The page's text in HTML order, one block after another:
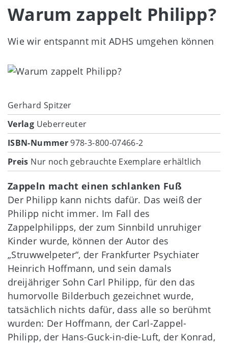
Warum zappelt Philipp?
Wie wir entspannt mit ADHS umgehen können
Image
Gerhard Spitzer
Verlag Ueberreuter
ISBN-Nummer978-3-800-07466-2
Preis Nur noch gebrauchte Exemplare erhältlich
Zappeln macht einen schlanken Fuß
Der Philipp kann nichts dafür. Das weiß der
Philipp nicht immer. Im Fall des
Zappelphilipps, der zum Sinnbild unruhiger
Kinder wurde, können der Autor des
„Struwwelpeter“, der Frankfurter Psychiater
Heinrich Hoffmann, und sein damals
dreijähriger Sohn Carl Philipp, für den das
humorvolle Bilderbuch gezeichnet wurde,
tatsächlich nichts dafür, dass alle so berühmt
wurden: Der Hoffmann, der Carl-Zappel-
Philipp, der Hans-Guck-in-die-Luft, der Konrad,